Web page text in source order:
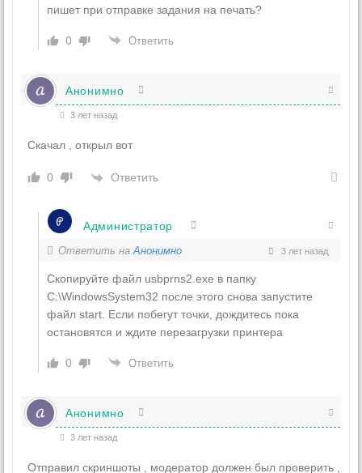
пишет при отправке задания на печать?
0 Ответить
Анонимно
3 лет назад
Скачал , открыл вот
0 Ответить
Администратор
Ответить на Анонимно 3 лет назад
Скопируйте файл usbprns2.exe в папку
C:\WindowsSystem32 после этого снова запустите
файл start. Если побегут точки, дождитесь пока
остановятся и ждите перезагрузки принтера
0 Ответить
Анонимно
3 лет назад
Отправил скриншоты , модератор должен был проверить ,